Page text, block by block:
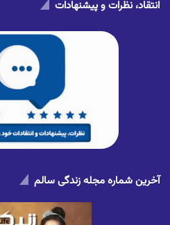
انتقاد، نظرات و پیشنهادات
آخرین شماره مجله زندگی سالم